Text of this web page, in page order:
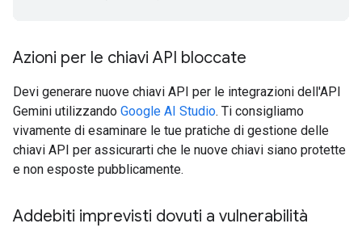
Azioni per le chiavi API bloccate
Devi generare nuove chiavi API per le integrazioni dell'API
Gemini utilizzando Google AI Studio. Ti consigliamo
vivamente di esaminare le tue pratiche di gestione delle
chiavi API per assicurarti che le nuove chiavi siano protette
e non esposte pubblicamente.
Addebiti imprevisti dovuti a vulnerabilità